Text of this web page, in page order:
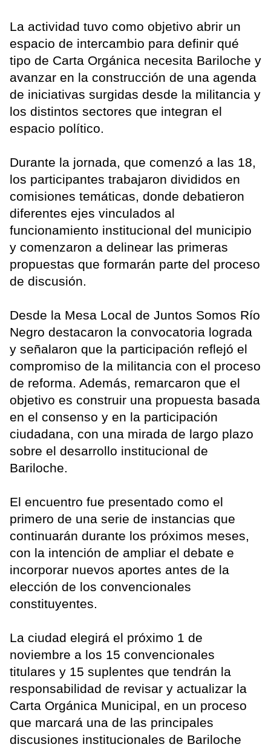
La actividad tuvo como objetivo abrir un
espacio de intercambio para definir qué
tipo de Carta Orgánica necesita Bariloche y
avanzar en la construcción de una agenda
de iniciativas surgidas desde la militancia y
los distintos sectores que integran el
espacio político.
Durante la jornada, que comenzó a las 18,
los participantes trabajaron divididos en
comisiones temáticas, donde debatieron
diferentes ejes vinculados al
funcionamiento institucional del municipio
y comenzaron a delinear las primeras
propuestas que formarán parte del proceso
de discusión.
Desde la Mesa Local de Juntos Somos Río
Negro destacaron la convocatoria lograda
y señalaron que la participación reflejó el
compromiso de la militancia con el proceso
de reforma. Además, remarcaron que el
objetivo es construir una propuesta basada
en el consenso y en la participación
ciudadana, con una mirada de largo plazo
sobre el desarrollo institucional de
Bariloche.
El encuentro fue presentado como el
primero de una serie de instancias que
continuarán durante los próximos meses,
con la intención de ampliar el debate e
incorporar nuevos aportes antes de la
elección de los convencionales
constituyentes.
La ciudad elegirá el próximo 1 de
noviembre a los 15 convencionales
titulares y 15 suplentes que tendrán la
responsabilidad de revisar y actualizar la
Carta Orgánica Municipal, en un proceso
que marcará una de las principales
discusiones institucionales de Bariloche